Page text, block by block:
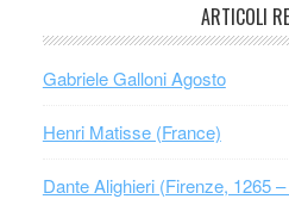
ARTICOLI
Gabriele Galloni Agosto
Henri Matisse (France)
Dante Alighieri (Firenze, 1265